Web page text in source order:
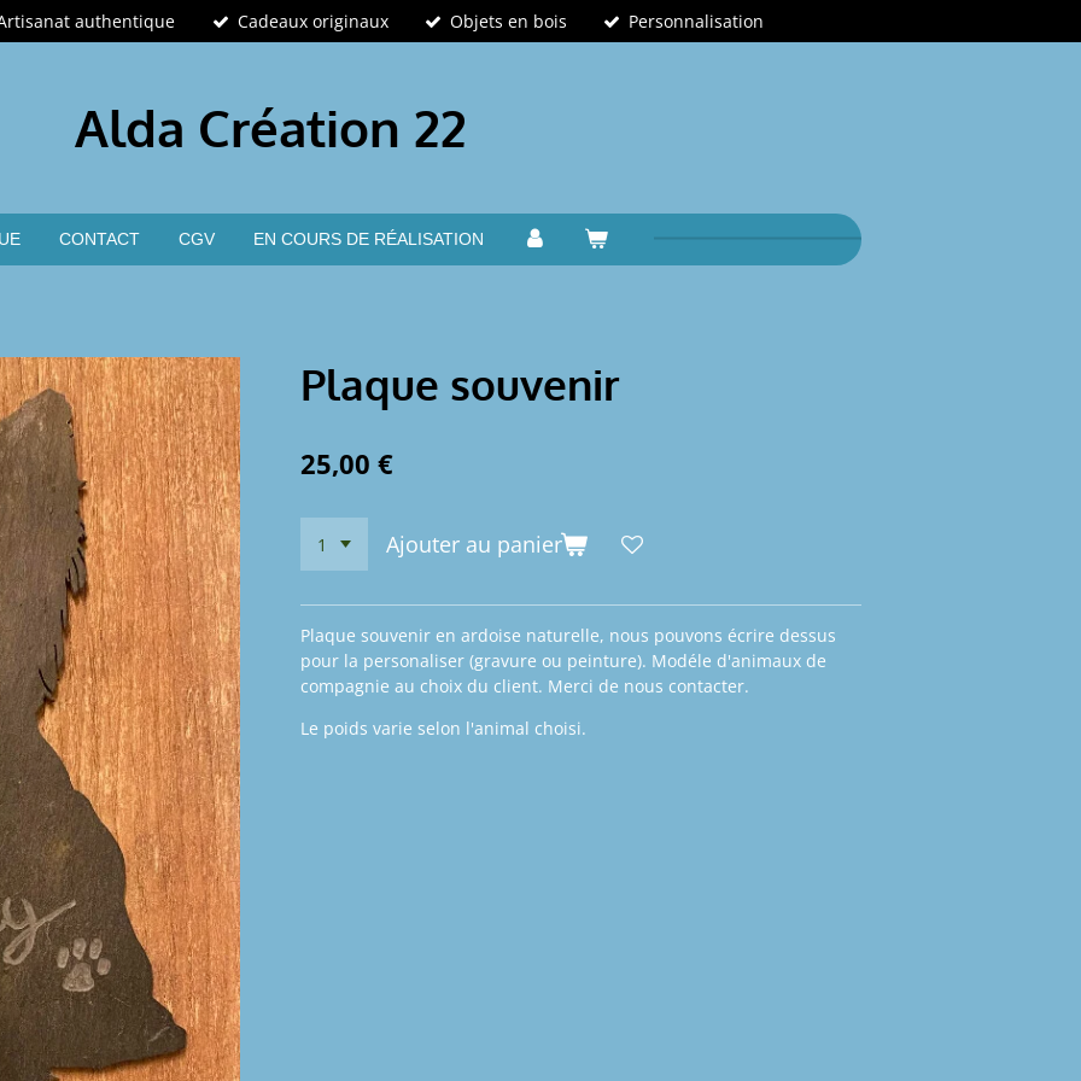
authentique Cadeaux originaux Objets en bois Personnalisation
Alda Création 22
CONTACT CGV EN COURS DE RÉALISATION
Plaque souvenir
25,00 €
Ajouter au panier
Plaque souvenir en ardoise naturelle, nous pouvons écrire dessus
pour la personaliser (gravure ou peinture). Modéle d'animaux de
compagnie au choix du client. Merci de nous contacter.
Le poids varie selon l'animal choisi.